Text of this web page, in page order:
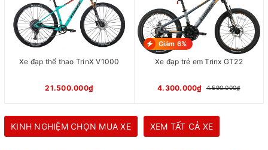
Xe đạp thể thao TrinX V1000
21.500.000₫
Giảm 6%
Xe đạp trẻ em Trinx GT22
4.300.000₫ 4.590.000₫
KINH NGHIỆM CHỌN MUA XE XEM TẤT CẢ XE